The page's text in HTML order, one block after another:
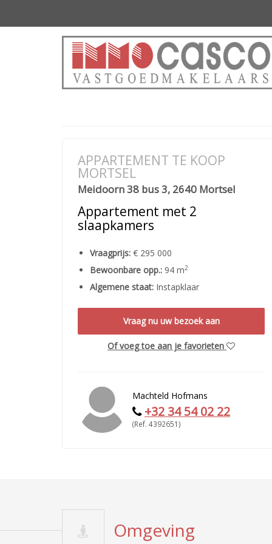
APPARTEMENT TE KOOP
MORTSEL
Meidoorn 38 bus 3, 2640 Mortsel
Appartement met 2
slaapkamers
Vraagprijs: € 295 000
Bewoonbare opp.: 94 m2
Algemene staat: Instapklaar
Vraag nu uw bezoek aan
Of voeg toe aan je favorieten
Machteld Hofmans
+32 34 54 02 22
(Ref. 4392651)
Omgeving